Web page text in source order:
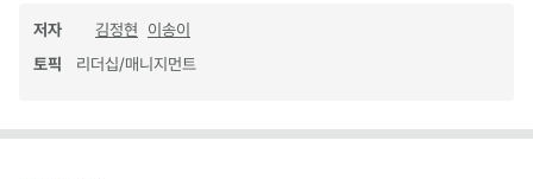
저자 김정현
이송이
토픽
리더십/매니지먼트